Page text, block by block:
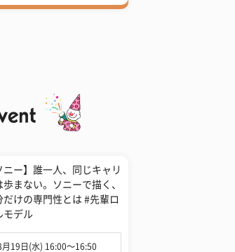
ニー】誰一人、同じキャリ
歩まない。ソニーで描く、
だけの専門性とは #先輩ロ
モデル
19日(水) 16:00〜16:50